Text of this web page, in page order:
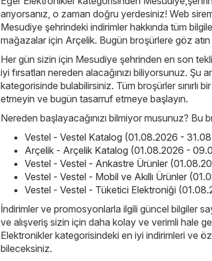
arıyorsanız, o zaman doğru yerdesiniz! Web
Mesudiye şehrindeki indirimler hakkında tüm
mağazalar için Arçelik. Bugün broşürlere göz
Her gün sizin için Mesudiye şehrinden en son
iyi fırsatları nereden alacağınızı biliyorsunuz. Şu
kategorisinde bulabilirsiniz. Tüm broşürler sınırlı
etmeyin ve bugün tasarruf etmeye başlayın.
Nereden başlayacağınızı bilmiyor musunuz? Bu
Vestel - Vestel Katalog (01.08.2026 -
Arçelik - Arçelik Katalog (01.08.2026 -
Vestel - Vestel - Ankastre Ürünler
Vestel - Vestel - Mobil ve Akıllı Ürünler
Vestel - Vestel - Tüketici Elektroniği
İndirimler ve promosyonlarla ilgili güncel bilgiler
ve alışveriş sizin için daha kolay ve verimli hale
Elektronikler kategorisindeki en iyi indirimleri ve
bileceksiniz.